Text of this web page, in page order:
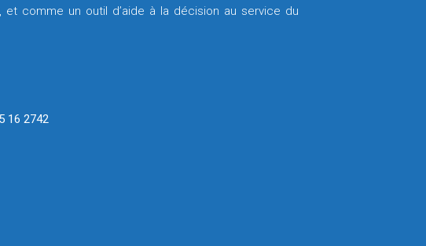
comme un outil d’aide à la décision au service du
16 2742